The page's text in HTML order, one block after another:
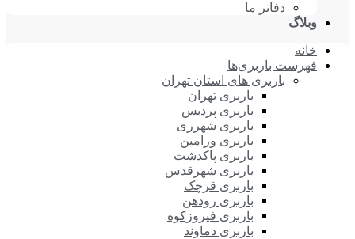
دفاتر ما
وبلاگ
خانه
فهرست باربری‌ها
باربری های استان تهران
باربری تهران
باربری پردیس
باربری شهرری
باربری ورامین
باربری پاکدشت
باربری شهرقدس
باربری قرچک
باربری رودهن
باربری فیروزکوه
باربری دماوند